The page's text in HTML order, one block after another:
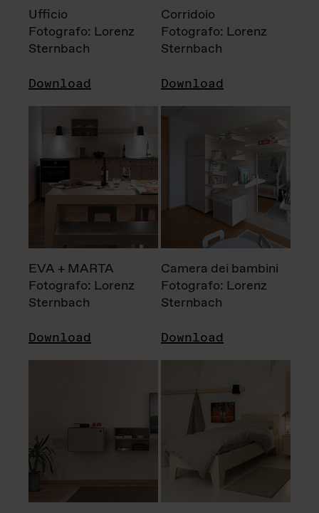
Ufficio
Fotografo: Lorenz
Sternbach
Download
Corridoio
Fotografo: Lorenz
Sternbach
Download
EVA + MARTA
Fotografo: Lorenz
Sternbach
Download
Camera dei bambini
Fotografo: Lorenz
Sternbach
Download